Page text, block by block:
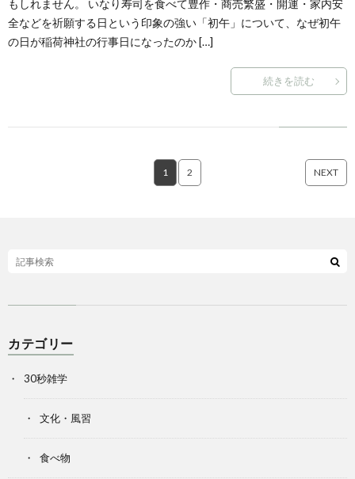
もしれません。 いなり寿司を食べて豊作・商売繁盛・開運・家内安
全などを祈願する日という印象の強い「初午」について、なぜ初午
の日が稲荷神社の行事日になったのか […]
続きを読む
1 2 NEXT
カテゴリー
30秒雑学
文化・風習
食べ物